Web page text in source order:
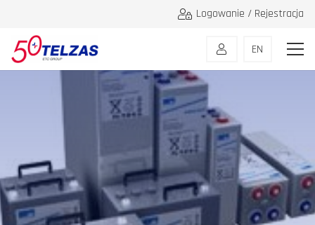
Logowanie / Rejestracja
EN